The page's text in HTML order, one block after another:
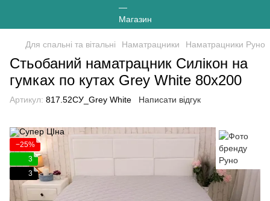
Для спальні та вітальні Наматрацники Наматрацники Руно
Стьобаний наматрацник Силікон на
гумках по кутах Grey White 80х200
Артикул: 817.52СУ_Grey White Написати відгук
−25%
3
3